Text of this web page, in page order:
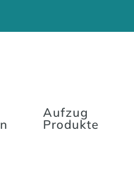
Aufzug
Produkte